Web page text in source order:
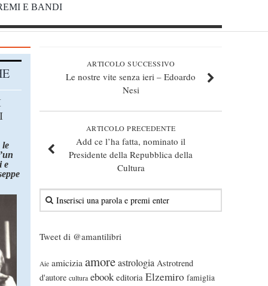
E BANDI
ARTICOLO SUCCESSIVO
Le nostre vite senza ieri – Edoardo
Nesi
ARTICOLO PRECEDENTE
Add ce l’ha fatta, nominato il
Presidente della Repubblica della
Cultura
Tweet di @amantilibri
Aie amicizia amoreastrologia Astrotrend
d'autore cultura ebook editoria Elzemiro famiglia
le
e